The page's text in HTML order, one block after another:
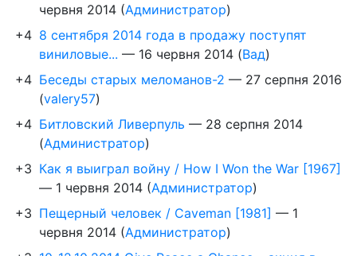
червня 2014 (Администратор)
+4 8 сентября 2014 года в продажу поступят
виниловые... — 16 червня 2014 (Вад)
+4 Беседы старых меломанов-2 — 27 серпня 2016
(valery57)
+4 Битловский Ливерпуль — 28 серпня 2014
(Администратор)
+3 Как я выиграл войну / How I Won the War [1967]
— 1 червня 2014 (Администратор)
+3 Пещерный человек / Caveman [1981] — 1
червня 2014 (Администратор)